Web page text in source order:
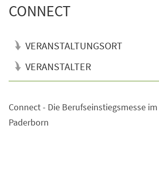
CONNECT
VERANSTALTUNGSORT
VERANSTALTER
Connect - Die Berufseinstiegsmesse im
Paderborn